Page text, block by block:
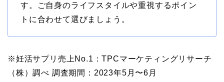
す。ご自身のライフスタイルや重視するポイン
トに合わせて選びましょう。
※妊活サプリ売上No.1：TPCマーケティングリサーチ
（株）調べ 調査期間：2023年5月〜6月